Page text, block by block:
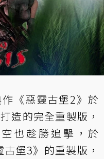
《惡靈古堡2》於
造的完全重製版，
也趁勝追擊，於
堡3》的重製版，